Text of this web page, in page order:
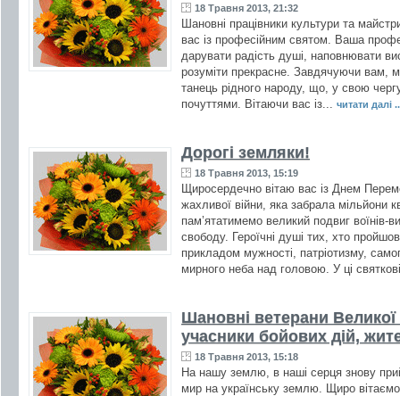
18 Травня 2013, 21:32
Шановні працівники культури та
вас із професійним святом. Ваша
дарувати радість душі, наповнювати
розуміти прекрасне. Завдячуючи вам,
танець рідного народу, що, у свою
почуттями. Вітаючи вас із... читати далі
Дорогі земляки!
18 Травня 2013, 15:19
Щиросердечно вітаю вас із Днем
жахливої війни, яка забрала мільйони
пам’ятатимемо великий подвиг воїнів-
свободу. Героїчні душі тих, хто
прикладом мужності, патріотизму,
мирного неба над головою. У ці
Шановні ветерани Великої
учасники бойових дій,
18 Травня 2013, 15:18
На нашу землю, в наші серця знову
мир на українську землю. Щиро